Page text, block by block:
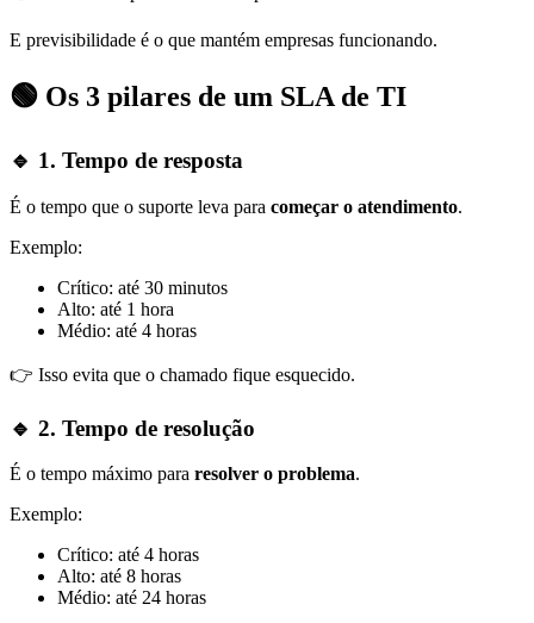
E previsibilidade é o que mantém empresas funcionando.
🟢 Os 3 pilares de um SLA de TI
🔹 1. Tempo de resposta
É o tempo que o suporte leva para começar o atendimento.
Exemplo:
Crítico: até 30 minutos
Alto: até 1 hora
Médio: até 4 horas
👉 Isso evita que o chamado fique esquecido.
🔹 2. Tempo de resolução
É o tempo máximo para resolver o problema.
Exemplo:
Crítico: até 4 horas
Alto: até 8 horas
Médio: até 24 horas